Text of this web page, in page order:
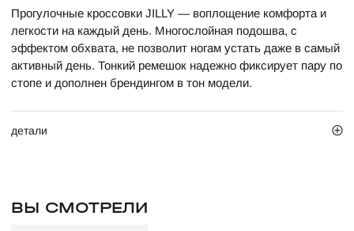
Прогулочные кроссовки JILLY — воплощение комфорта и
легкости на каждый день. Многослойная подошва, с
эффектом обхвата, не позволит ногам устать даже в самый
активный день. Тонкий ремешок надежно фиксирует пару по
стопе и дополнен брендингом в тон модели.
детали
ВЫ СМОТРЕЛИ